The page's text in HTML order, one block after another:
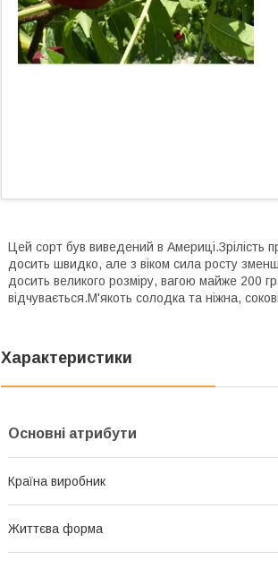
Цей сорт був виведений в Америці.Зрілість
досить швидко, але з віком сила росту
досить великого розміру, вагою майже 200
відчувається.М'якоть солодка та ніжна,
Характеристики
Основні атрибути
Країна виробник
Життєва форма